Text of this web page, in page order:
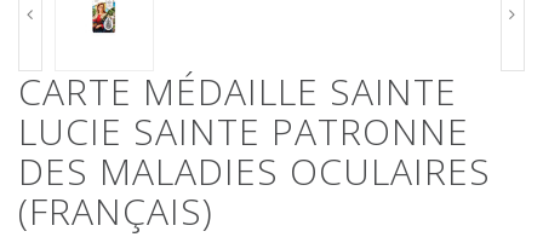
CARTE MÉDAILLE SAINTE
LUCIE SAINTE PATRONNE
DES MALADIES OCULAIRES
(FRANÇAIS)